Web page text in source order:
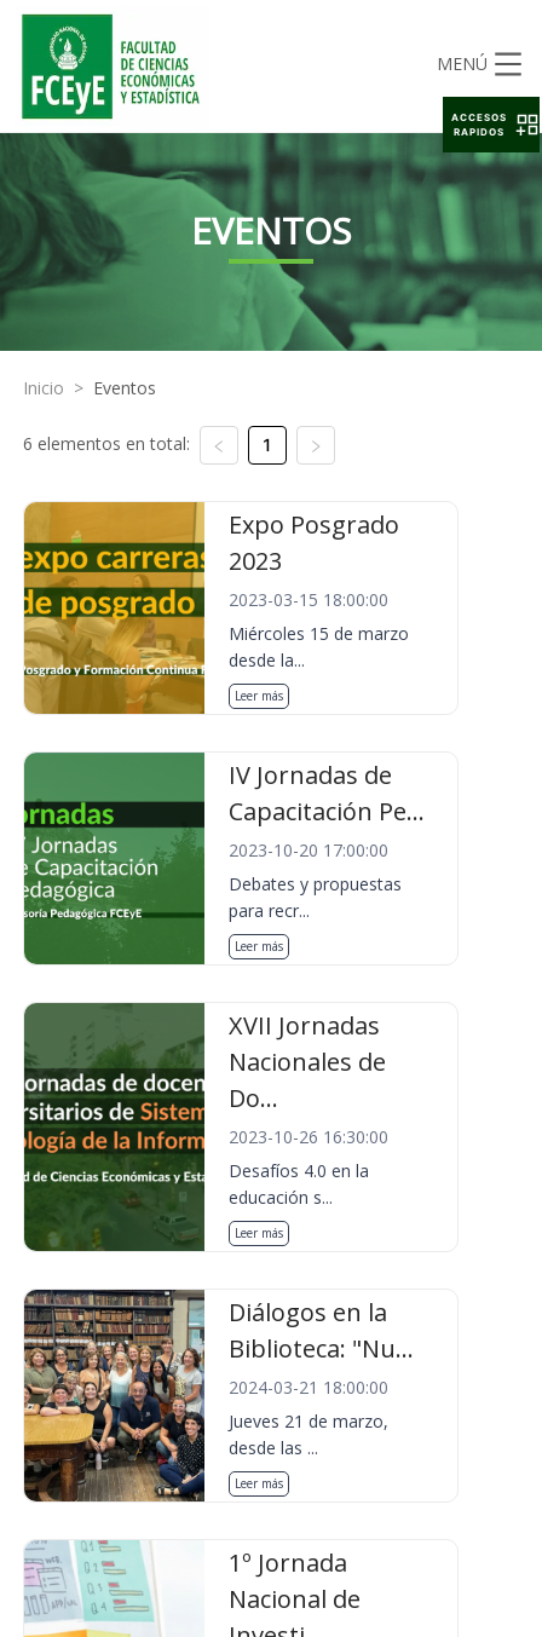
MENÚ
EVENTOS
Inicio > Eventos
6 elementos en total: 1
Expo Posgrado
2023
2023-03-15 18:00:00
Miércoles 15 de marzo
desde la...
Leer más
IV Jornadas de
Capacitación Pe...
2023-10-20 17:00:00
Debates y propuestas
para recr...
Leer más
XVII Jornadas
Nacionales de
Do...
2023-10-26 16:30:00
Desafíos 4.0 en la
educación s...
Leer más
Diálogos en la
Biblioteca: "Nu...
2024-03-21 18:00:00
Jueves 21 de marzo,
desde las ...
Leer más
1º Jornada
Nacional de
ACCESOS
RAPIDOS